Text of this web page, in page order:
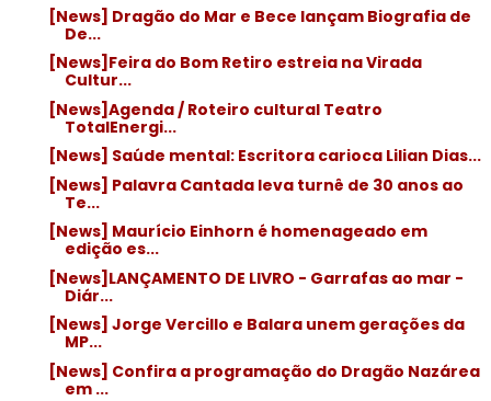
[News] Dragão do Mar e Bece lançam Biografia de
De...
[News]Feira do Bom Retiro estreia na Virada
Cultur...
[News]Agenda / Roteiro cultural Teatro
TotalEnergi...
[News] Saúde mental: Escritora carioca Lilian Dias...
[News] Palavra Cantada leva turnê de 30 anos ao
Te...
[News] Maurício Einhorn é homenageado em
edição es...
[News]LANÇAMENTO DE LIVRO - Garrafas ao mar -
Diár...
[News] Jorge Vercillo e Balara unem gerações da
MP...
[News] Confira a programação do Dragão Nazárea
em ...